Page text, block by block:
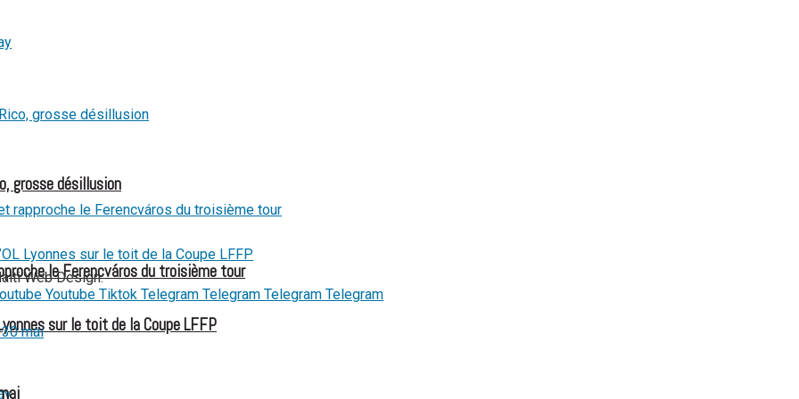
grosse désillusion
sur le toit de la Coupe LFFP
le Ferencváros du troisième tour
Web Design.
Youtube Tiktok Telegram Telegram Telegram Telegram